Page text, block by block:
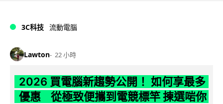
3C科技 流動電腦
Lawton 22 小時
2026 買電腦新趨勢公開！ 如何享最多
優惠 從極致便攜到電競標竿 揀選啱你